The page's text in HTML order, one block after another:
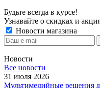
Будьте всегда в курсе!
Узнавайте о скидках и
Новости магазина
Новости
Все новости
31 июля 2026
Мультимедийные решения